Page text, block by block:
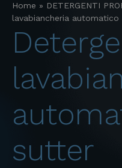
Home » DETERGENTI
lavabiancheria automatico
detergenti per
sutter